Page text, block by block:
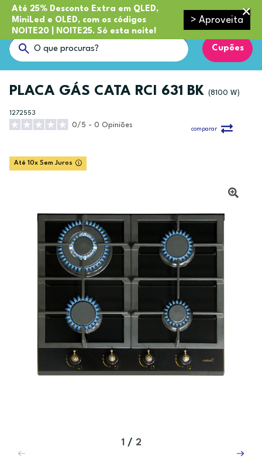
Até 25% Desconto Extra em QLED,
MiniLed e OLED, com os códigos
NOITE20 | NOITE25. Só esta noite!
> Aproveita
Cupões
PLACA GÁS CATA RCI 631 BK (8100 W)
1272553
0/5 - 0 Opiniões
comparar
Até 10x Sem Juros
1 / 2